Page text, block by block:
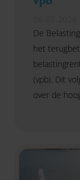
De
het
(vpb). Dit
over de